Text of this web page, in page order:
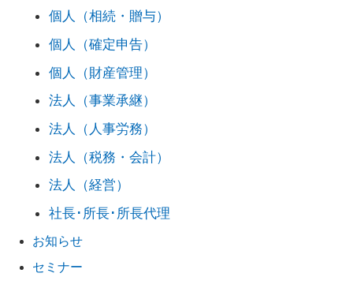
個人（相続・贈与）
個人（確定申告）
個人（財産管理）
法人（事業承継）
法人（人事労務）
法人（税務・会計）
法人（経営）
社長･所長･所長代理
お知らせ
セミナー